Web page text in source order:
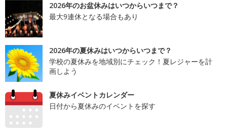
2026年のお盆休みはいつからいつまで？
最大9連休となる場合もあり
2026年の夏休みはいつからいつまで？
学校の夏休みを地域別にチェック！夏レジャーを計
画しよう
夏休みイベントカレンダー
日付から夏休みのイベントを探す